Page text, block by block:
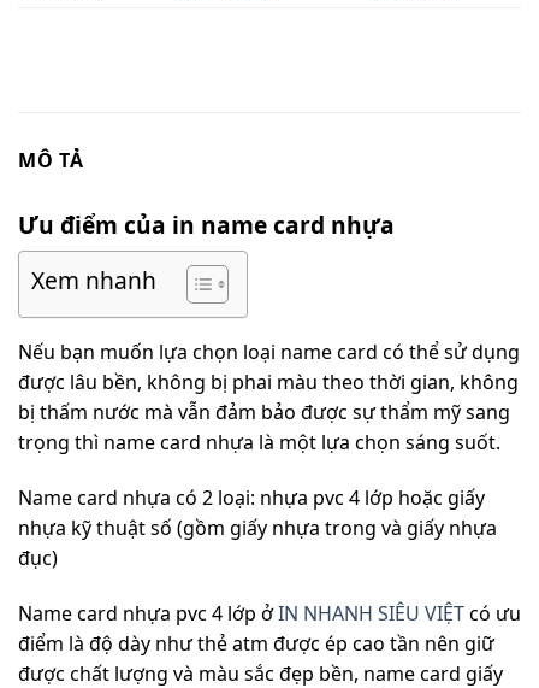
MÔ TẢ
Ưu điểm của in name card nhựa
Xem nhanh
Nếu bạn muốn lựa chọn loại name card có thể sử dụng
được lâu bền, không bị phai màu theo thời gian, không
bị thấm nước mà vẫn đảm bảo được sự thẩm mỹ sang
trọng thì name card nhựa là một lựa chọn sáng suốt.
Name card nhựa có 2 loại: nhựa pvc 4 lớp hoặc giấy
nhựa kỹ thuật số (gồm giấy nhựa trong và giấy nhựa
đục)
Name card nhựa pvc 4 lớp ởIN NHANH SIÊU VIỆTcó ưu
điểm là độ dày như thẻ atm được ép cao tần nên giữ
được chất lượng và màu sắc đẹp bền, name card giấy